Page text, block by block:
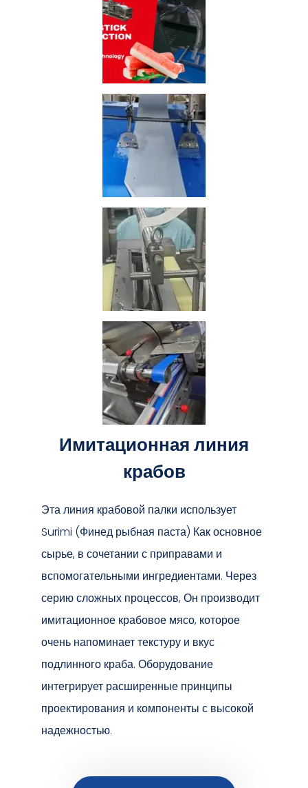
Имитационная линия
крабов
Эта линия крабовой палки использует
Surimi (Финед рыбная паста) Как основное
сырье, в сочетании с приправами и
вспомогательными ингредиентами. Через
серию сложных процессов, Он производит
имитационное крабовое мясо, которое
очень напоминает текстуру и вкус
подлинного краба. Оборудование
интегрирует расширенные принципы
проектирования и компоненты с высокой
надежностью.